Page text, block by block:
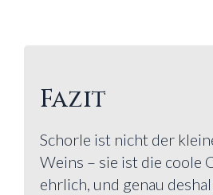
Fazit
Schorle ist nicht der
Weins – sie ist die coole
ehrlich, und genau